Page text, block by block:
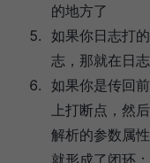
的地方了
如果你日志打
志，那就在日
如果你是传回
上打断点，然
解析的参数属
就形成了闭环；